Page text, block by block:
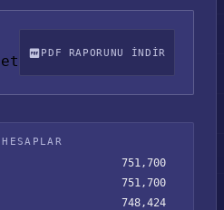
PDF RAPORUNU INDIR
751,700
751,700
748,424